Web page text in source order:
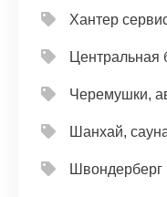
Хантер
Центральная
Черемушки,
Шанхай,
Швондерберг